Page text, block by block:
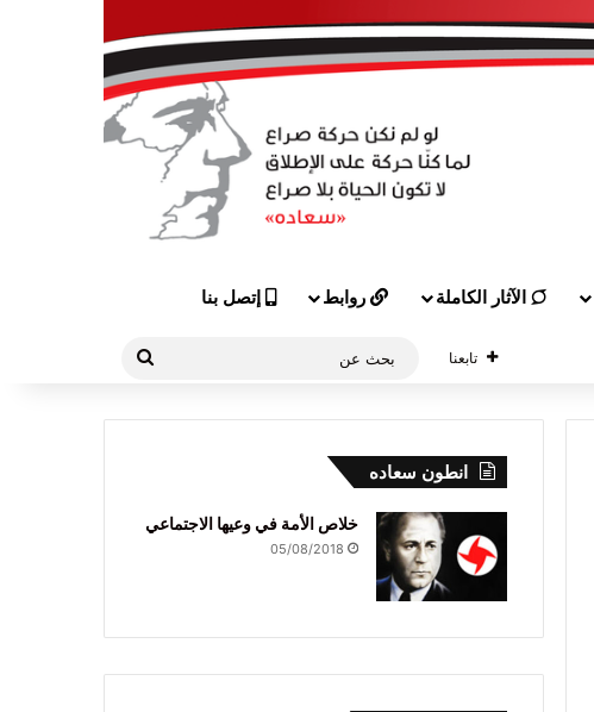
الآثار الكاملة روابط إتصل بنا
تابعنا
انطون سعاده
خلاص الأمة في وعيها الاجتماعي
05/08/2018